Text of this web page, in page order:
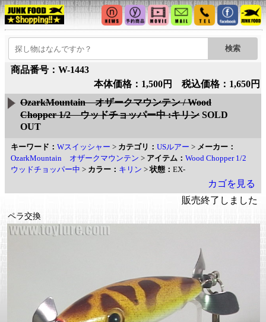
商品番号：W-1443
本体価格：1,500円 税込価格：1,650円
OzarkMountain オザークマウンテン / Wood
Chopper 1/2 ウッドチョッパー中 :キリン SOLD
OUT
キーワード： Wスイッシャー > カテゴリ： USルアー > メーカー：
OzarkMountain オザークマウンテン > アイテム： Wood Chopper 1/2
ウッドチョッパー中 > カラー： キリン >状態： EX-
カゴを見る
販売終了しました
ペラ交換